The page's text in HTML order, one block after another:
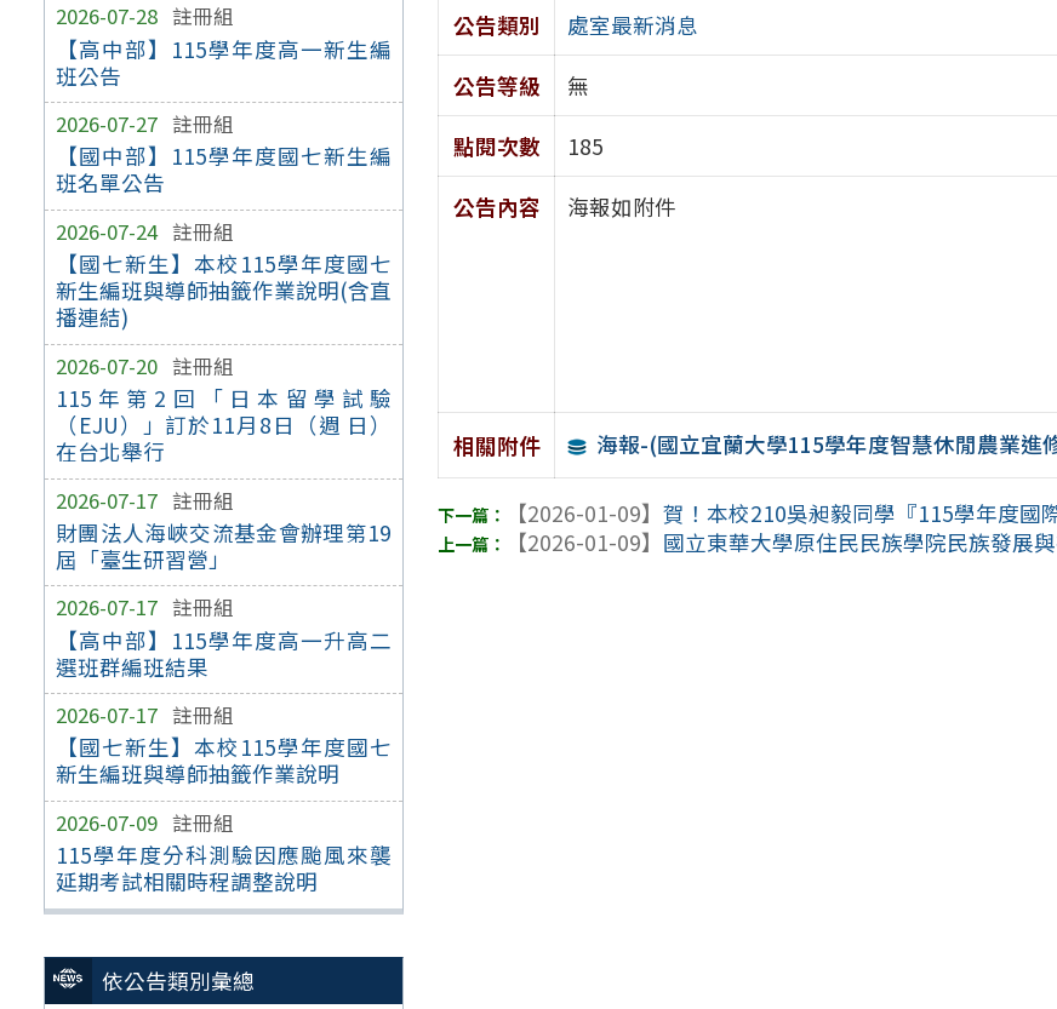
2026-07-28 註冊組
【高中部】115學年度高一新生編
班公告
2026-07-27 註冊組
【國中部】115學年度國七新生編
班名單公告
2026-07-24 註冊組
【國七新生】本校115學年度國七
新生編班與導師抽籤作業說明(含直
播連結)
2026-07-20 註冊組
115年第2回「日本留學試驗
（EJU）」訂於11月8日（週 日）
在台北舉行
2026-07-17 註冊組
財團法人海峽交流基金會辦理第19
屆「臺生研習營」
2026-07-17 註冊組
【高中部】115學年度高一升高二
選班群編班結果
2026-07-17 註冊組
【國七新生】本校115學年度國七
新生編班與導師抽籤作業說明
2026-07-09 註冊組
115學年度分科測驗因應颱風來襲
延期考試相關時程調整說明
依公告類別彙總
公告類別
處室最新消息
公告等級
無
點閱次數
185
公告內容
海報如附件
相關附件 海報-(國立宜蘭大學115學年度智慧休閒農業進
【2026-01-09】賀！本校210吳昶毅同學『115學年度國
【2026-01-09】 國立東華大學原住民民族學院民族發展